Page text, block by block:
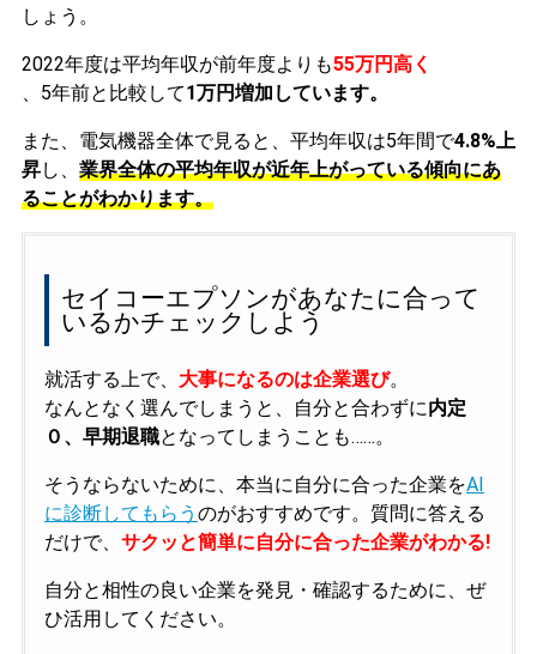
しょう。
2022年度は平均年収が前年度よりも55万円高く
、5年前と比較して1万円増加しています。
また、電気機器全体で見ると、平均年収は5年間で4.8%上
昇し、 業界全体の平均年収が近年上がっている傾向にあ
ることがわかります。
セイコーエプソンがあなたに合って
いるかチェックしよう
就活する上で、 大事になるのは企業選び。
なんとなく選んでしまうと、自分と合わずに内定
０、早期退職となってしまうことも……。
そうならないために、本当に自分に合った企業をAI
に診断してもらう のがおすすめです。質問に答える
だけで、 サクッと簡単に自分に合った企業がわかる!
自分と相性の良い企業を発見・確認するために、ぜ
ひ活用してください。